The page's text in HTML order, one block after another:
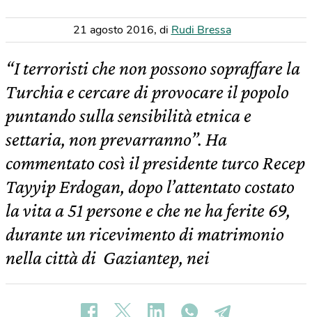
21 agosto 2016, di Rudi Bressa
“I terroristi che non possono sopraffare la
Turchia e cercare di provocare il popolo
puntando sulla sensibilità etnica e
settaria, non prevarranno”. Ha
commentato così il presidente turco Recep
Tayyip Erdogan, dopo l’attentato costato
la vita a 51 persone e che ne ha ferite 69,
durante un ricevimento di matrimonio
nella città di Gaziantep, nei